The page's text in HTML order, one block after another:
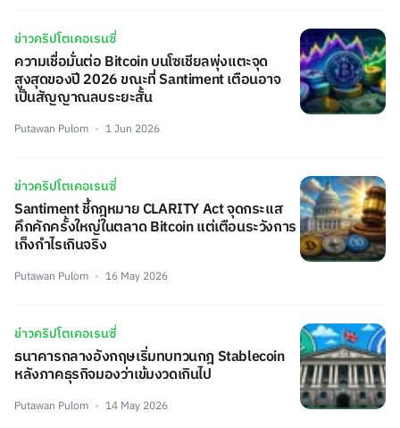
ข่าวคริปโตเคอเรนซี่
ความเชื่อมั่นต่อ Bitcoin บนโซเชียลพุ่งแตะจุด
สูงสุดของปี 2026 ขณะที่ Santiment เตือนอาจ
เป็นสัญญาณลบระยะสั้น
Putawan Pulom 1 Jun 2026
ข่าวคริปโตเคอเรนซี่
Santiment ชี้กฎหมาย CLARITY Act จุดกระแส
คึกคักครั้งใหญ่ในตลาด Bitcoin แต่เตือนระวังการ
เก็งกำไรเกินจริง
Putawan Pulom 16 May 2026
ข่าวคริปโตเคอเรนซี่
ธนาคารกลางอังกฤษเริ่มทบทวนกฎ Stablecoin
หลังภาคธุรกิจมองว่าเข้มงวดเกินไป
Putawan Pulom 14 May 2026